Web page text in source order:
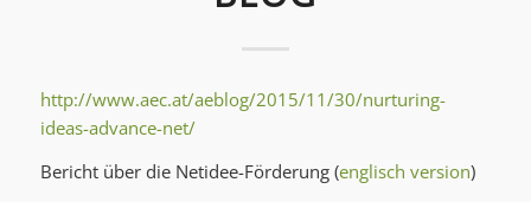
http://www.aec.at/aeblog/2015/11/30/nurturing-
ideas-advance-net/
Bericht über die Netidee-Förderung (englisch version)